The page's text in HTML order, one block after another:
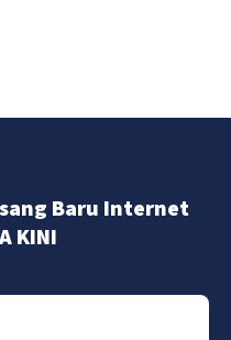
Baru Internet
KINI